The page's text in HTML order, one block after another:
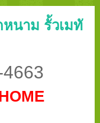
นาม รั้วเมทั
4663